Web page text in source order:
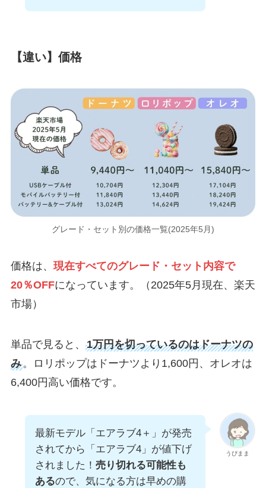
【違い】価格
グレード・セット別の価格一覧(2025年5月)
価格は、 現在すべてのグレード・セット内容で
20％OFFになっています。（2025年5月現在、楽天
市場）
単品で見ると、 1万円を切っているのはドーナツの
み。ロリポップはドーナツより1,600円、オレオは
6,400円高い価格です。
うぴまま
最新モデル「エアラブ4＋」が発売
されてから「エアラブ4」が値下げ
されました！ 売り切れる可能性も
あるので、気になる方は早めの購